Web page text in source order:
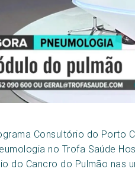
Consultório do Porto
no Trofa Saúde
do Cancro do Pulmão nas